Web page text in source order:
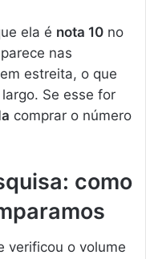
ela é nota 10 no
nas
estreita, o que
Se esse for
comprar o número
como
verificou o volume